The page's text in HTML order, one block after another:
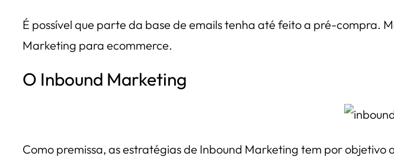
É possível que parte da base de emails tenha até feito a pré-compra.
Marketing para ecommerce.
O Inbound Marketing
Como premissa, as estratégias de Inbound Marketing tem por